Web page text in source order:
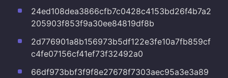
24ed108dea3866cfb7c0428c4153bd26f4b7a2
205903f853f9a30ee84819df8b
2d776901a8b156973b5df122e3fe10a7fb859cf
c4fe07156cf41ef73f32492a0
66df973bbf3f9f8e27678f7303aec95a3e3a89